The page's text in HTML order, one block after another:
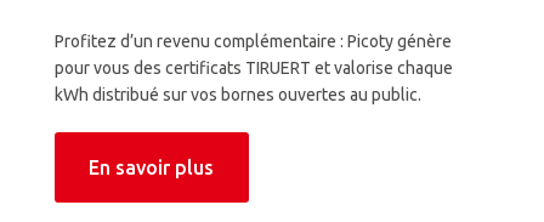
Profitez d’un revenu complémentaire : Picoty génère
pour vous des certificats TIRUERT et valorise chaque
kWh distribué sur vos bornes ouvertes au public.
En savoir plus